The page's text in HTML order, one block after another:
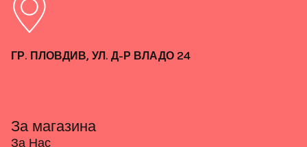
ГР. ПЛОВДИВ, УЛ. Д-Р ВЛАДО 24
За магазина
За Нас